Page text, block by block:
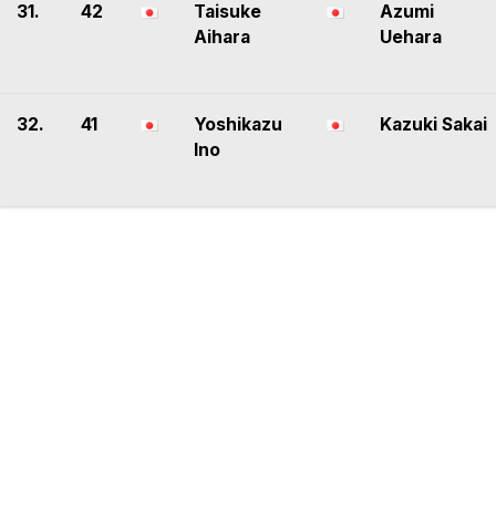
31. 42
Taisuke
Aihara
Azumi
Uehara
32. 41
Yoshikazu
Ino
Kazuki Sakai